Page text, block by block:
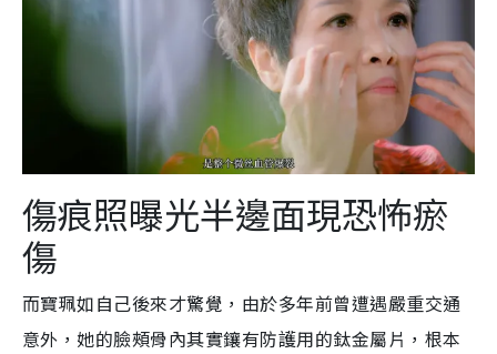
傷痕照曝光半邊面現恐怖瘀
傷
而寶珮如自己後來才驚覺，由於多年前曾遭遇嚴重交通
意外，她的臉頰骨內其實鑲有防護用的鈦金屬片，根本